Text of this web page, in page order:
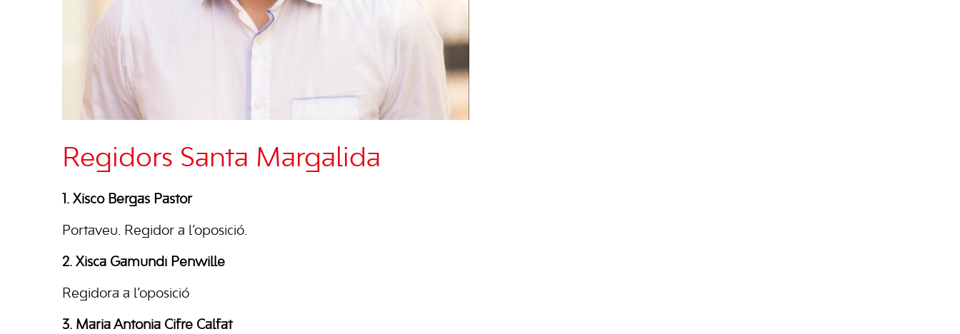
Regidors Santa Margalida
1. Xisco Bergas Pastor
Portaveu. Regidor a l’oposició.
2. Xisca Gamundí Penwille
Regidora a l’oposició
3. Maria Antonia Cifre Calfat